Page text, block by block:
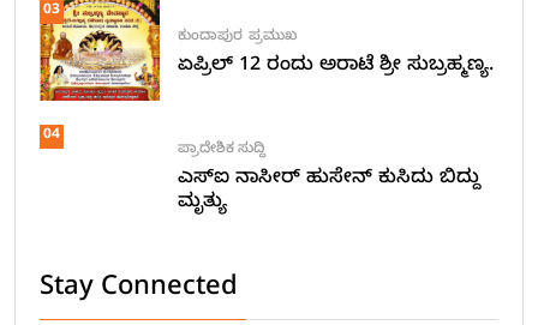
03
ಕುಂದಾಪುರ ಪ್ರಮುಖ
ಏಪ್ರಿಲ್ 12 ರಂದು ಅರಾಟೆ ಶ್ರೀ ಸುಬ್ರಹ್ಮಣ್ಯ.
04
ಪ್ರಾದೇಶಿಕ ಸುದ್ದಿ
ಎಸ್ಐ ನಾಸೀರ್ ಹುಸೇನ್ ಕುಸಿದು ಬಿದ್ದು
ಮೃತ್ಯು
Stay Connected